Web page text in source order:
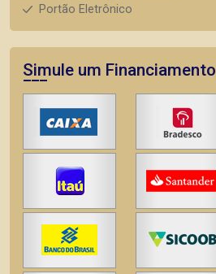
Portão Eletrônico
Simule um Financiamento